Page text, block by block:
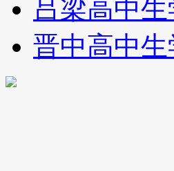
吕梁高中
晋中高中